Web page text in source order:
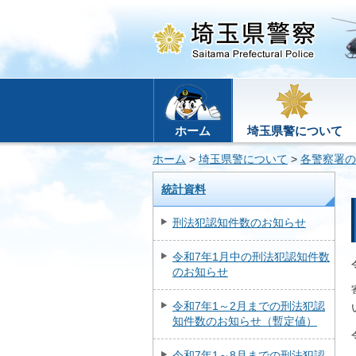
ホーム 埼玉県警について
ホーム > 埼玉県警について > 各警察署
統計資料
刑法犯認知件数のお知らせ
令和7年1月中の刑法犯認知件数
のお知らせ
令和7年1～2月までの刑法犯認
知件数のお知らせ（暫定値）